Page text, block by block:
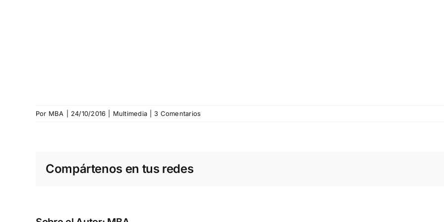
Por MBA 24/10/2016 Multimedia 3 Comentarios
Compártenos en tus redes